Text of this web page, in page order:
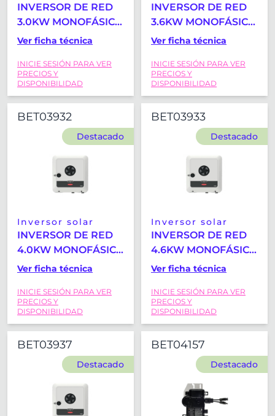
INVERSOR DE RED
3.0KW MONOFÁSICO
HÍBRIDO FRONIUS
PLUS
Ver ficha técnica
INICIE SESIÓN PARA VER
PRECIOS Y
DISPONIBILIDAD
INVERSOR DE RED
3.6KW MONOFÁSICO
HÍBRIDO FRONIUS
PLUS
Ver ficha técnica
INICIE SESIÓN PARA VER
PRECIOS Y
DISPONIBILIDAD
BET03932
Destacado
Inversor solar
INVERSOR DE RED
4.0KW MONOFÁSICO
HÍBRIDO FRONIUS
PLUS
Ver ficha técnica
INICIE SESIÓN PARA VER
PRECIOS Y
DISPONIBILIDAD
BET03933
Destacado
Inversor solar
INVERSOR DE RED
4.6KW MONOFÁSICO
HÍBRIDO FRONIUS
PLUS
Ver ficha técnica
INICIE SESIÓN PARA VER
PRECIOS Y
DISPONIBILIDAD
BET03937
Destacado
BET04157
Destacado